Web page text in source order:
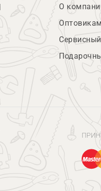
О
Оптовикам